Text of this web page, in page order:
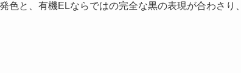
と、有機ELならではの完全な黒の表現が合わさり、